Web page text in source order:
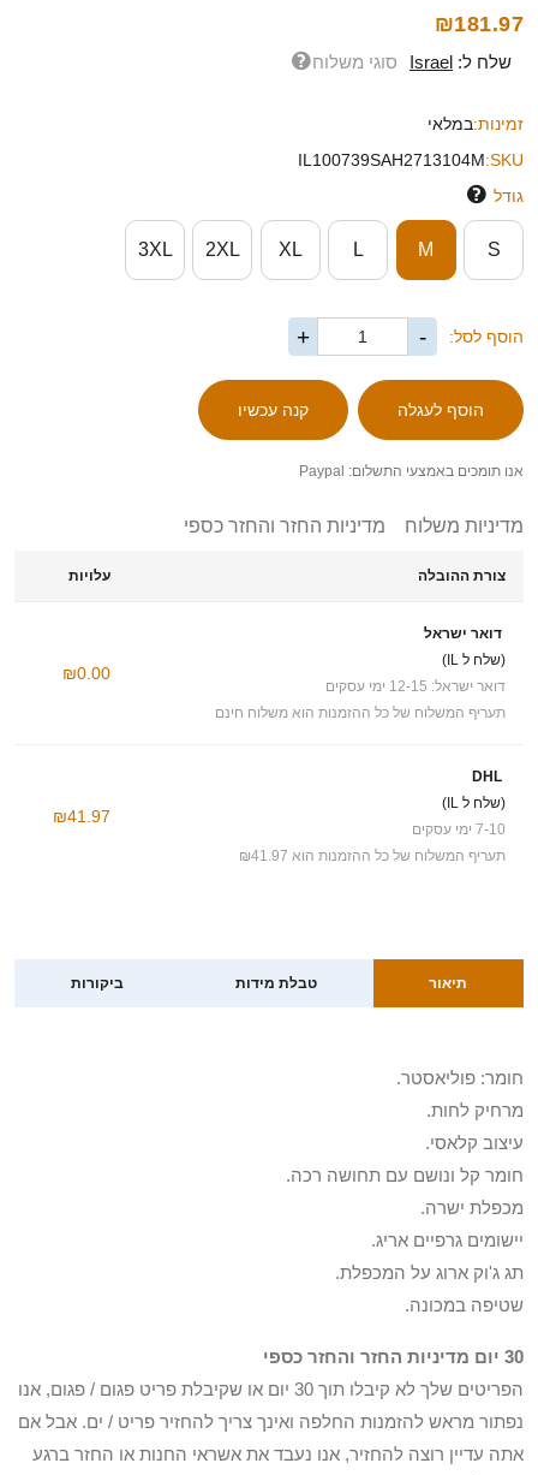
₪181.97
שלח ל: Israel סוגי משלוח
זמינות:במלאי
SKU:
IL100739SAH2713104M
גודל
S
M
L
XL
2XL
3XL
הוסף לסל: -
+
אנו תומכים באמצעי התשלום: Paypal
מדיניות משלוח מדיניות החזר והחזר כספי
צורת ההובלה עלויות
דואר ישראל
(שלח ל IL)
דואר ישראל: 12-15 ימי עסקים
תעריף המשלוח של כל ההזמנות הוא משלוח חינם
₪0.00
DHL
(שלח ל IL)
7-10 ימי עסקים
תעריף המשלוח של כל ההזמנות הוא ₪41.97
₪41.97
תיאור טבלת מידות ביקורות
חומר: פוליאסטר.
מרחיק לחות.
עיצוב קלאסי.
חומר קל ונושם עם תחושה רכה.
מכפלת ישרה.
יישומים גרפיים אריג.
תג ג'וק ארוג על המכפלת.
שטיפה במכונה.
30 יום מדיניות החזר והחזר כספי
הפריטים שלך לא קיבלו תוך 30 יום או שקיבלת פריט פגום / פגום, אנו
נפתור מראש להזמנות החלפה ואינך צריך להחזיר פריט / ים. אבל אם
אתה עדיין רוצה להחזיר, אנו נעבד את אשראי החנות או החזר ברגע